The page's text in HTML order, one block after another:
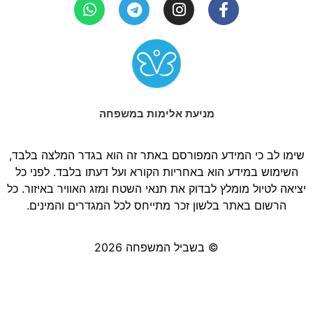
מניעת אלימות במשפחה
שימו לב כי המידע המפורסם באתר זה הוא בגדר המלצה בלבד,
השימוש במידע הוא באחריות הקורא ועל דעתו בלבד. לפני כל
יציאה לטיול מומלץ לבדוק את תנאי השטח ומזג האוויר באיזור. כל
הרשום באתר בלשון זכר מתייחס לכל המגדרים והמינים.
© בשביל המשפחה 2026